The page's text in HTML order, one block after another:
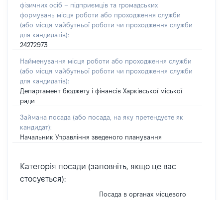
фізичних осіб – підприємців та громадських
формувань місця роботи або проходження служби
(або місця майбутньої роботи чи проходження служби
для кандидатів):
24272973
Найменування місця роботи або проходження служби
(або місця майбутньої роботи чи проходження служби
для кандидатів):
Департамент бюджету і фінансів Харківської міської
ради
Займана посада (або посада, на яку претендуєте як
кандидат):
Начальник Управління зведеного планування
Категорія посади (заповніть, якщо це вас
стосується):
Посада в органах місцевого